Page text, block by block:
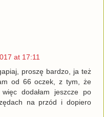
at 17:11
proszę bardzo, ja też
od 66 oczek, z tym, że
dodałam jeszcze po
na przód i dopiero